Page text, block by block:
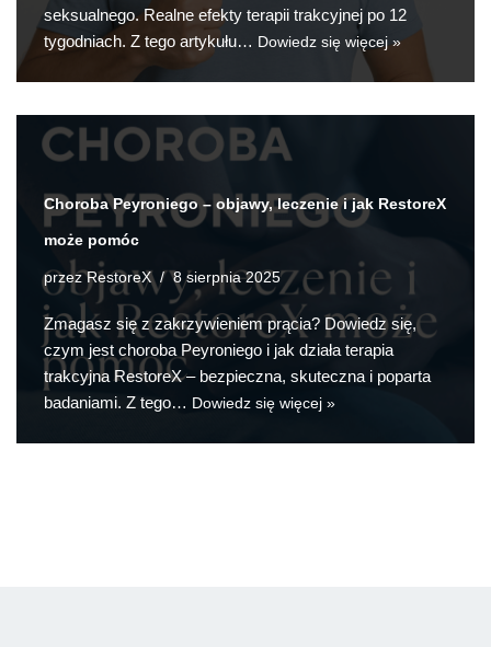
seksualnego. Realne efekty terapii trakcyjnej po 12
tygodniach. Z tego artykułu… Dowiedz się więcej »
Choroba Peyroniego – objawy, leczenie i jak RestoreX
może pomóc
przezRestoreX 8 sierpnia 2025
Zmagasz się z zakrzywieniem prącia? Dowiedz się,
czym jest choroba Peyroniego i jak działa terapia
trakcyjna RestoreX – bezpieczna, skuteczna i poparta
badaniami. Z tego… Dowiedz się więcej »